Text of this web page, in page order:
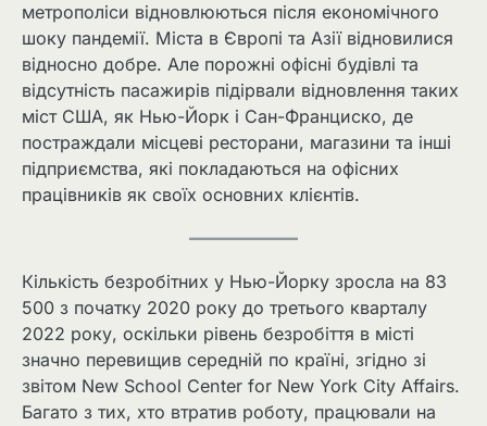
метрополіси відновлюються після економічного
шоку пандемії. Міста в Європі та Азії відновилися
відносно добре. Але порожні офісні будівлі та
відсутність пасажирів підірвали відновлення таких
міст США, як Нью-Йорк і Сан-Франциско, де
постраждали місцеві ресторани, магазини та інші
підприємства, які покладаються на офісних
працівників як своїх основних клієнтів.
Кількість безробітних у Нью-Йорку зросла на 83
500 з початку 2020 року до третього кварталу
2022 року, оскільки рівень безробіття в місті
значно перевищив середній по країні, згідно зі
звітом New School Center for New York City Affairs.
Багато з тих, хто втратив роботу, працювали на